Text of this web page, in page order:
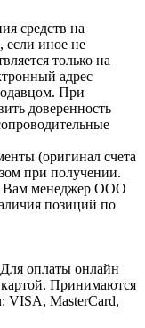
средств на
если иное не
только на
адрес
При
доверенность
(оригинал счета
при получении.
Вам менеджер ООО
позиций по
оплаты онлайн
картой. Принимаются
VISA, MasterCard,